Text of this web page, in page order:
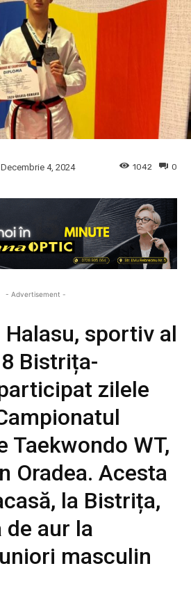
Decembrie 4, 2024 0
1042
- Advertisement -
sportiv al
Bistrița-
zilele
Taekwondo WT,
Oradea. Acesta
la Bistrița,
de aur la
masculin